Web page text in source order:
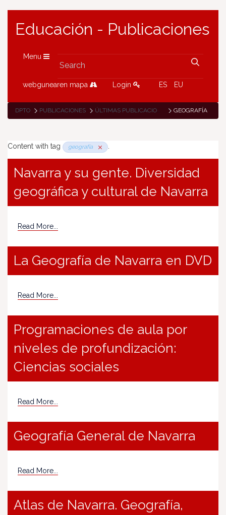
Educación - Publicaciones
Menu
webgunearen mapa Login ES EU
DPTO PUBLICACIONES ÚLTIMAS PUBLICACIONES GEOGRAFÍA
Content with tag geografía .
Navarra y su gente. Diversidad
geográfica y cultural de Navarra
Read More...
La Geografía de Navarra en DVD
Read More...
Programaciones de aula por
niveles de profundización:
Ciencias sociales
Read More...
Geografía General de Navarra
Read More...
Atlas de Navarra. Geografía,